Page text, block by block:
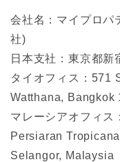
会社名：マイプロパ
社)
日本支社：東京都新
タイオフィス：571
Watthana, Bangkok
マレーシアオフィ
Persiaran
Selangor, Malaysia